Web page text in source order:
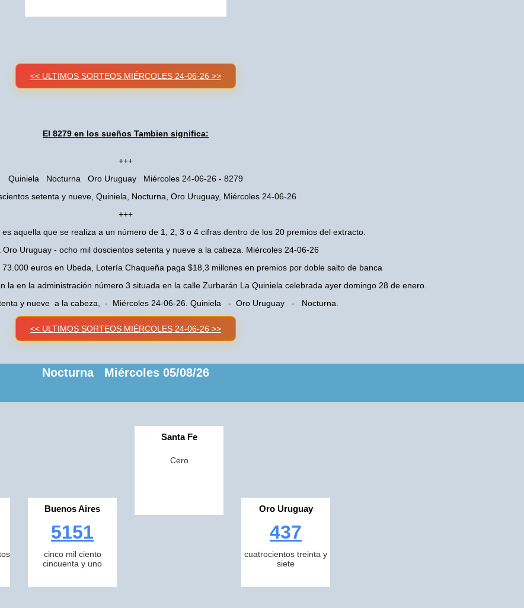
<< ULTIMOS SORTEOS MIÉRCOLES 24-06-26 >>
El 8279 en los sueños Tambien significa:
+++
Quiniela Nocturna Oro Uruguay Miércoles 24-06-26 - 8279
setenta y nueve, Quiniela, Nocturna, Oro Uruguay, Miércoles 24-06-26
+++
aquella que se realiza a un número de 1, 2, 3 o 4 cifras dentro de los 20 premios del extracto.
Oro Uruguay - ocho mil doscientos setenta y nueve a la cabeza. Miércoles 24-06-26
euros en Ubeda, Lotería Chaqueña paga $18,3 millones en premios por doble salto de banca
la en la administración número 3 situada en la calle Zurbarán La Quiniela celebrada ayer domingo 28 de enero.
y nueve a la cabeza, - Miércoles 24-06-26. Quiniela - Oro Uruguay - Nocturna.
<< ULTIMOS SORTEOS MIÉRCOLES 24-06-26 >>
Nocturna Miércoles 05/08/26
Buenos Aires
5151
cinco mil ciento
cincuenta y uno
Santa Fe
Cero
Oro Uruguay
437
cuatrocientos treinta y
siete